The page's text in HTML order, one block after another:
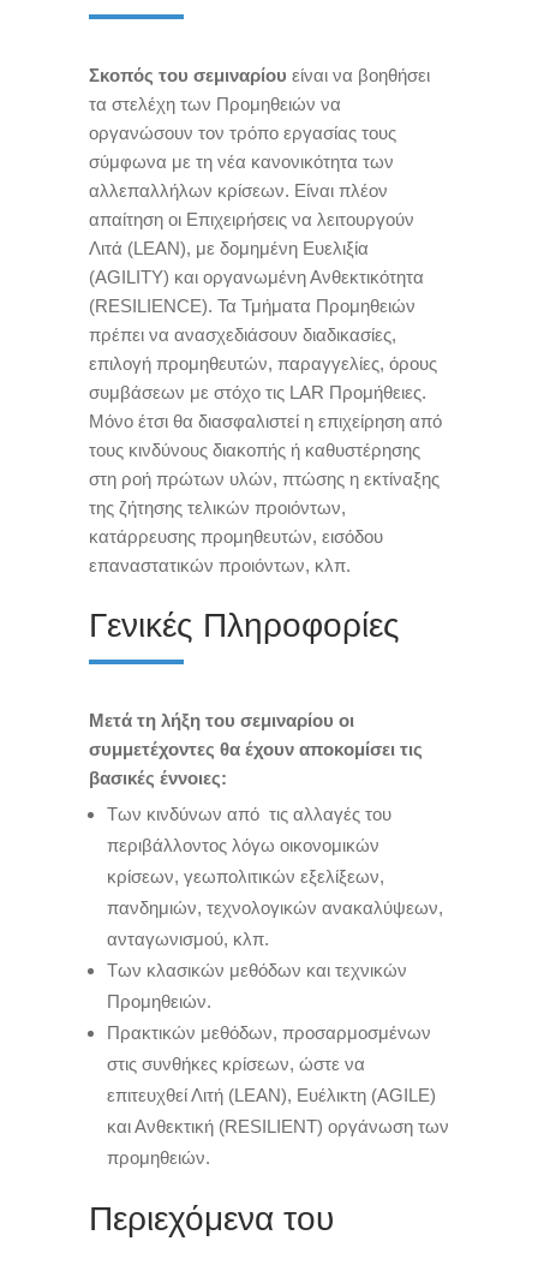
Σκοπός του σεμιναρίου είναι να βοηθήσει
τα στελέχη των Προμηθειών να
οργανώσουν τον τρόπο εργασίας τους
σύμφωνα με τη νέα κανονικότητα των
αλλεπαλλήλων κρίσεων. Είναι πλέον
απαίτηση οι Επιχειρήσεις να λειτουργούν
Λιτά (LEAN), με δομημένη Ευελιξία
(AGILITY) και οργανωμένη Ανθεκτικότητα
(RESILIENCE). Τα Τμήματα Προμηθειών
πρέπει να ανασχεδιάσουν διαδικασίες,
επιλογή προμηθευτών, παραγγελίες, όρους
συμβάσεων με στόχο τις LAR Προμήθειες.
Μόνο έτσι θα διασφαλιστεί η επιχείρηση από
τους κινδύνους διακοπής ή καθυστέρησης
στη ροή πρώτων υλών, πτώσης η εκτίναξης
της ζήτησης τελικών προιόντων,
κατάρρευσης προμηθευτών, εισόδου
επαναστατικών προιόντων, κλπ.
Γενικές Πληροφορίες
Μετά τη λήξη του σεμιναρίου οι
συμμετέχοντες θα έχουν αποκομίσει τις
βασικές έννοιες:
Των κινδύνων από τις αλλαγές του
περιβάλλοντος λόγω οικονομικών
κρίσεων, γεωπολιτικών εξελίξεων,
πανδημιών, τεχνολογικών ανακαλύψεων,
ανταγωνισμού, κλπ.
Των κλασικών μεθόδων και τεχνικών
Προμηθειών.
Πρακτικών μεθόδων, προσαρμοσμένων
στις συνθήκες κρίσεων, ώστε να
επιτευχθεί Λιτή (LEAN), Ευέλικτη (ΑGILE)
και Ανθεκτική (RESILIENT) οργάνωση των
προμηθειών.
Περιεχόμενα του